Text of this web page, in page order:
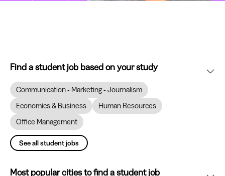
Find a student job based on your study
Communication - Marketing - Journalism
Economics & Business
Human Resources
Office Management
See all student jobs
Most popular cities to find a student job